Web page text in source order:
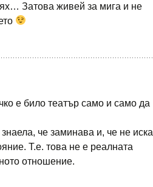
Затова живей за мига и не
е било театър само и само да
че заминава и, че не иска
Т.е. това не е реалната
отношение.